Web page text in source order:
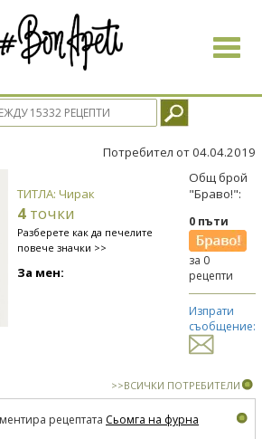
Toggle
Потребител от 04.04.2019
ТИТЛА: Чирак
4 точки
Разберете как да печелите
повече значки >>
За мен:
Общ брой
"Браво!":
0 пъти
за 0
рецепти
Изпрати
съобщение:
>>ВСИЧКИ ПОТРЕБИТЕЛИ
рецептата Сьомга на фурна